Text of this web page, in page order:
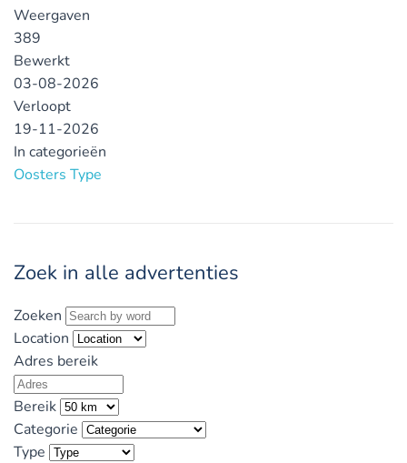
Weergaven
389
Bewerkt
03-08-2026
Verloopt
19-11-2026
In categorieën
Oosters Type
Zoek in alle advertenties
Zoeken
Location
Adres bereik
Bereik
Categorie
Type